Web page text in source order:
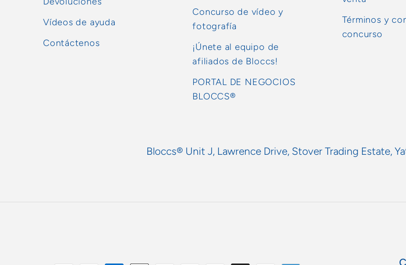
Vídeos de ayuda
Contáctenos
Concurso de vídeo y
fotografía
¡Únete al equipo de
afiliados de Bloccs!
PORTAL DE NEGOCIOS
BLOCCS®
Términos y
concurso
Bloccs® Unit J, Lawrence Drive, Stover Trading Estate,